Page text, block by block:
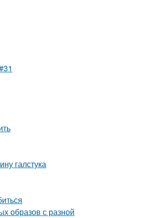
галстука
образов с разной